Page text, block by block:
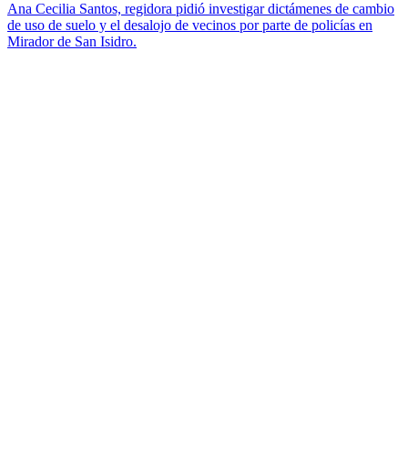
Ana Cecilia Santos, regidora pidió investigar dictámenes de cambio
de uso de suelo y el desalojo de vecinos por parte de policías en
Mirador de San Isidro.